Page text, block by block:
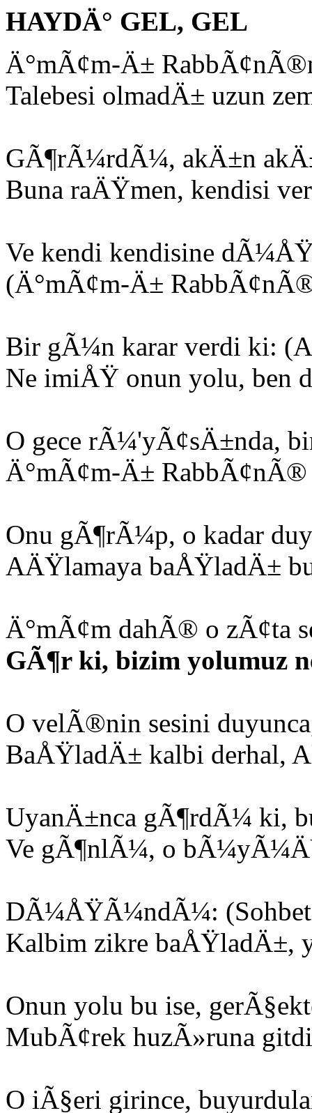
HAYDÄ° GEL, GEL
Ä°mÃ¢m-Ä±
Talebesi olmadÄ± uzun
GÃ¶rÃ¼rdÃ¼, akÄ±n
Buna raÄŸmen, kendisi
Ve kendi kendisine
(Ä°mÃ¢m-Ä±
Bir gÃ¼n karar verdi ki:
Ne imiÅŸ onun yolu, ben
O gece rÃ¼'yÃ¢sÄ±nda,
Ä°mÃ¢m-Ä±
Onu gÃ¶rÃ¼p, o kadar
AÄŸlamaya baÅŸladÄ±
Ä°mÃ¢m dahÃ® o zÃ¢ta
GÃ¶r ki, bizim yolumuz
O velÃ®nin sesini
BaÅŸladÄ± kalbi derhal,
UyanÄ±nca gÃ¶rdÃ¼ ki,
Ve gÃ¶nlÃ¼, o
DÃ¼ÅŸÃ¼ndÃ¼:
Kalbim zikre baÅŸladÄ±,
Onun yolu bu ise,
MubÃ¢rek huzÃ»runa
O iÃ§eri girince,